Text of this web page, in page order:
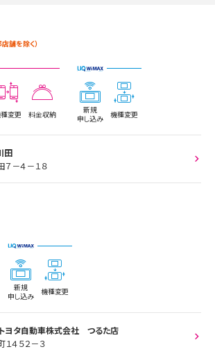
店舗を除く）
変更 料金収納
新規
申し込み
機種変更
田
－４－１８
新規
申し込み
機種変更
ヨタ自動車株式会社 つるた店
４５２－３